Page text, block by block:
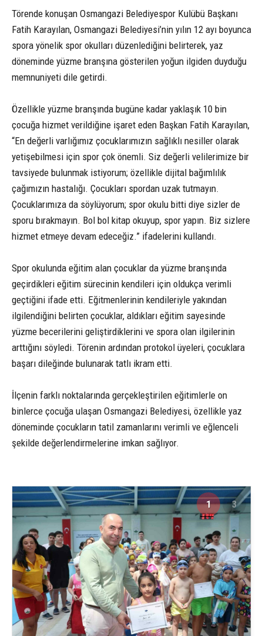
Törende konuşan Osmangazi Belediyespor Kulübü Başkanı
Fatih Karayılan, Osmangazi Belediyesi’nin yılın 12 ayı boyunca
spora yönelik spor okulları düzenlediğini belirterek, yaz
döneminde yüzme branşına gösterilen yoğun ilgiden duyduğu
memnuniyeti dile getirdi.
Özellikle yüzme branşında bugüne kadar yaklaşık 10 bin
çocuğa hizmet verildiğine işaret eden Başkan Fatih Karayılan,
“En değerli varlığımız çocuklarımızın sağlıklı nesiller olarak
yetişebilmesi için spor çok önemli. Siz değerli velilerimize bir
tavsiyede bulunmak istiyorum; özellikle dijital bağımlılık
çağımızın hastalığı. Çocukları spordan uzak tutmayın.
Çocuklarımıza da söylüyorum; spor okulu bitti diye sizler de
sporu bırakmayın. Bol bol kitap okuyup, spor yapın. Biz sizlere
hizmet etmeye devam edeceğiz.” ifadelerini kullandı.
Spor okulunda eğitim alan çocuklar da yüzme branşında
geçirdikleri eğitim sürecinin kendileri için oldukça verimli
geçtiğini ifade etti. Eğitmenlerinin kendileriyle yakından
ilgilendiğini belirten çocuklar, aldıkları eğitim sayesinde
yüzme becerilerini geliştirdiklerini ve spora olan ilgilerinin
arttığını söyledi. Törenin ardından protokol üyeleri, çocuklara
başarı dileğinde bulunarak tatlı ikram etti.
İlçenin farklı noktalarında gerçekleştirilen eğitimlerle on
binlerce çocuğa ulaşan Osmangazi Belediyesi, özellikle yaz
döneminde çocukların tatil zamanlarını verimli ve eğlenceli
şekilde değerlendirmelerine imkan sağlıyor.
1 3